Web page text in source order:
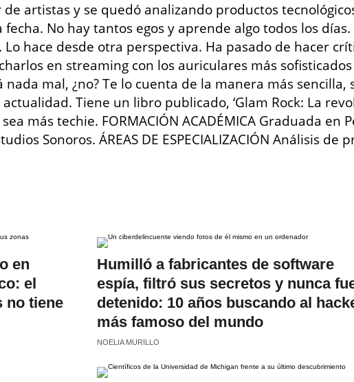
artistas y se quedó analizando productos
No hay tantos egos y aprende algo todos los
hace desde otra perspectiva. Ha pasado de hacer
en streaming con los auriculares más
mal, ¿no? Te lo cuenta de la manera más
Tiene un libro publicado, ‘Glam Rock: La
más techie. FORMACIÓN ACADÉMICA Graduada
Sonoros. ÁREAS DE ESPECIALIZACIÓN Análisis
en
el
no tiene
Humilló a fabricantes de software
espía, filtró sus secretos y nunca
detenido: 10 años buscando al
más famoso del mundo
NOELIA MURILLO